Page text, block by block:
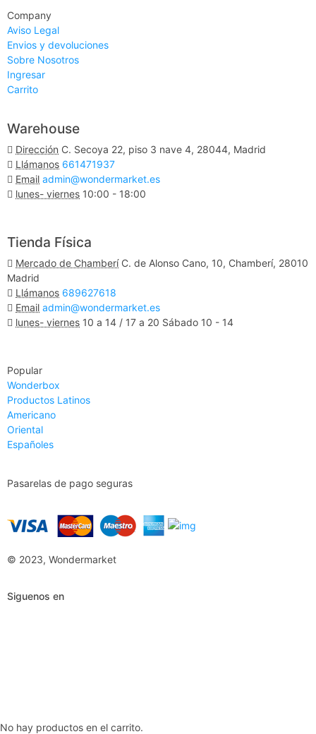
Company
Aviso Legal
Envios y devoluciones
Sobre Nosotros
Ingresar
Carrito
Warehouse
Dirección C. Secoya 22, piso 3 nave 4, 28044, Madrid
Llámanos 661471937
Email admin@wondermarket.es
lunes- viernes 10:00 - 18:00
Tienda Física
Mercado de Chamberí C. de Alonso Cano, 10, Chamberí, 28010
Madrid
Llámanos 689627618
Email admin@wondermarket.es
lunes- viernes 10 a 14 / 17 a 20 Sábado 10 - 14
Popular
Wonderbox
Productos Latinos
Americano
Oriental
Españoles
Pasarelas de pago seguras
© 2023, Wondermarket
Siguenos en
No hay productos en el carrito.